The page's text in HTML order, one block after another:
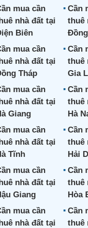
mua cần
nhà đất tại
Biên
Cần
thuê
mua cần
nhà đất tại
Tháp
Cần
thuê
Gia
mua cần
nhà đất tại
Giang
Cần
thuê
Hà
mua cần
nhà đất tại
Tĩnh
Cần
thuê
Hải
mua cần
nhà đất tại
Giang
Cần
thuê
Hòa
mua cần
nhà đất tại
Cần
thuê